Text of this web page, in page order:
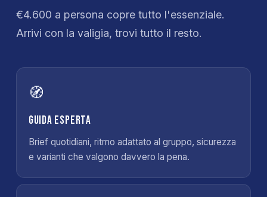
€4.600 a persona copre tutto l'essenziale.
Arrivi con la valigia, trovi tutto il resto.
🧭
Guida esperta
Brief quotidiani, ritmo adattato al gruppo, sicurezza
e varianti che valgono davvero la pena.